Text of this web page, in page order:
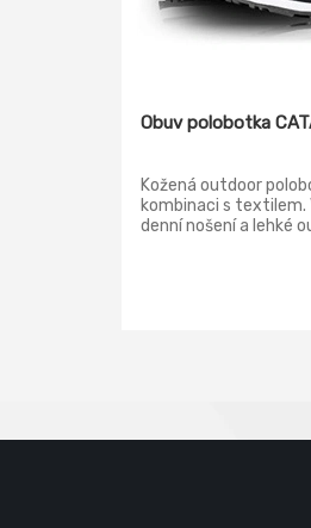
Obuv polobotka
Kožená outdoor
kombinaci s textilem.
denní nošení a lehké
1,6 - 1,8 mm
prodyšná textilie